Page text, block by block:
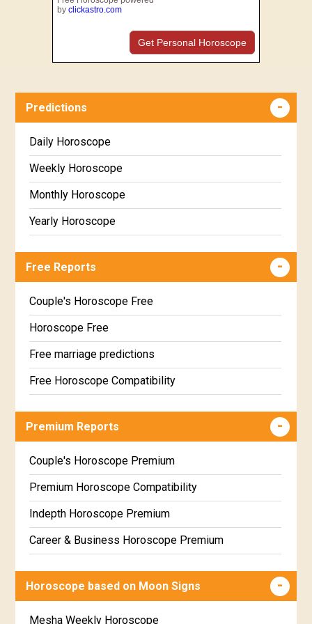
by clickastro.com
Get Personal Horoscope
Predictions
Daily Horoscope
Weekly Horoscope
Monthly Horoscope
Yearly Horoscope
Free Reports
Couple's Horoscope Free
Horoscope Free
Free marriage predictions
Free Horoscope Compatibility
Wealth & Fortune Horoscope Free
Free Daily Rashiphal
Free Weekly Rashifal
Free Star Horoscope
Free panchanga Predictions
Free Chinese Horoscope
Free Personal Horoscope
Premium Reports
Couple's Horoscope Premium
Premium Horoscope Compatibility
Indepth Horoscope Premium
Career & Business Horoscope Premium
Marriage Horoscope Premium
Premium Gem Recommendation Report
Horoscope based on Moon Signs
Mesha Weekly Horoscope